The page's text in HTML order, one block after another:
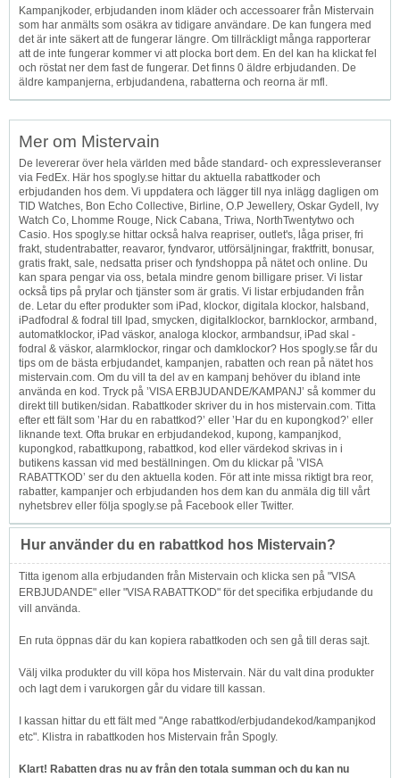
Kampanjkoder, erbjudanden inom kläder och accessoarer från Mistervain
som har anmälts som osäkra av tidigare användare. De kan fungera med
det är inte säkert att de fungerar längre. Om tillräckligt många rapporterar
att de inte fungerar kommer vi att plocka bort dem. En del kan ha klickat fel
och röstat ner dem fast de fungerar. Det finns 0 äldre erbjudanden. De
äldre kampanjerna, erbjudandena, rabatterna och reorna är mfl.
Mer om Mistervain
De levererar över hela världen med både standard- och expressleveranser
via FedEx. Här hos spogly.se hittar du aktuella rabattkoder och
erbjudanden hos dem. Vi uppdatera och lägger till nya inlägg dagligen om
TID Watches, Bon Echo Collective, Birline, O.P Jewellery, Oskar Gydell, Ivy
Watch Co, Lhomme Rouge, Nick Cabana, Triwa, NorthTwentytwo och
Casio. Hos spogly.se hittar också halva reapriser, outlet's, låga priser, fri
frakt, studentrabatter, reavaror, fyndvaror, utförsäljningar, fraktfritt, bonusar,
gratis frakt, sale, nedsatta priser och fyndshoppa på nätet och online. Du
kan spara pengar via oss, betala mindre genom billigare priser. Vi listar
också tips på prylar och tjänster som är gratis. Vi listar erbjudanden från
de. Letar du efter produkter som iPad, klockor, digitala klockor, halsband,
iPadfodral & fodral till Ipad, smycken, digitalklockor, barnklockor, armband,
automatklockor, iPad väskor, analoga klockor, armbandsur, iPad skal -
fodral & väskor, alarmklockor, ringar och damklockor? Hos spogly.se får du
tips om de bästa erbjudandet, kampanjen, rabatten och rean på nätet hos
mistervain.com. Om du vill ta del av en kampanj behöver du ibland inte
använda en kod. Tryck på ’VISA ERBJUDANDE/KAMPANJ’ så kommer du
direkt till butiken/sidan. Rabattkoder skriver du in hos mistervain.com. Titta
efter ett fält som ’Har du en rabattkod?’ eller ’Har du en kupongkod?’ eller
liknande text. Ofta brukar en erbjudandekod, kupong, kampanjkod,
kupongkod, rabattkupong, rabattkod, kod eller värdekod skrivas in i
butikens kassan vid med beställningen. Om du klickar på ’VISA
RABATTKOD’ ser du den aktuella koden. För att inte missa riktigt bra reor,
rabatter, kampanjer och erbjudanden hos dem kan du anmäla dig till vårt
nyhetsbrev eller följa spogly.se på Facebook eller Twitter.
Hur använder du en rabattkod hos Mistervain?
Titta igenom alla erbjudanden från Mistervain och klicka sen på "VISA
ERBJUDANDE" eller "VISA RABATTKOD" för det specifika erbjudande du
vill använda.
En ruta öppnas där du kan kopiera rabattkoden och sen gå till deras sajt.
Välj vilka produkter du vill köpa hos Mistervain. När du valt dina produkter
och lagt dem i varukorgen går du vidare till kassan.
I kassan hittar du ett fält med "Ange rabattkod/erbjudandekod/kampanjkod
etc". Klistra in rabattkoden hos Mistervain från Spogly.
Klart! Rabatten dras nu av från den totala summan och du kan nu